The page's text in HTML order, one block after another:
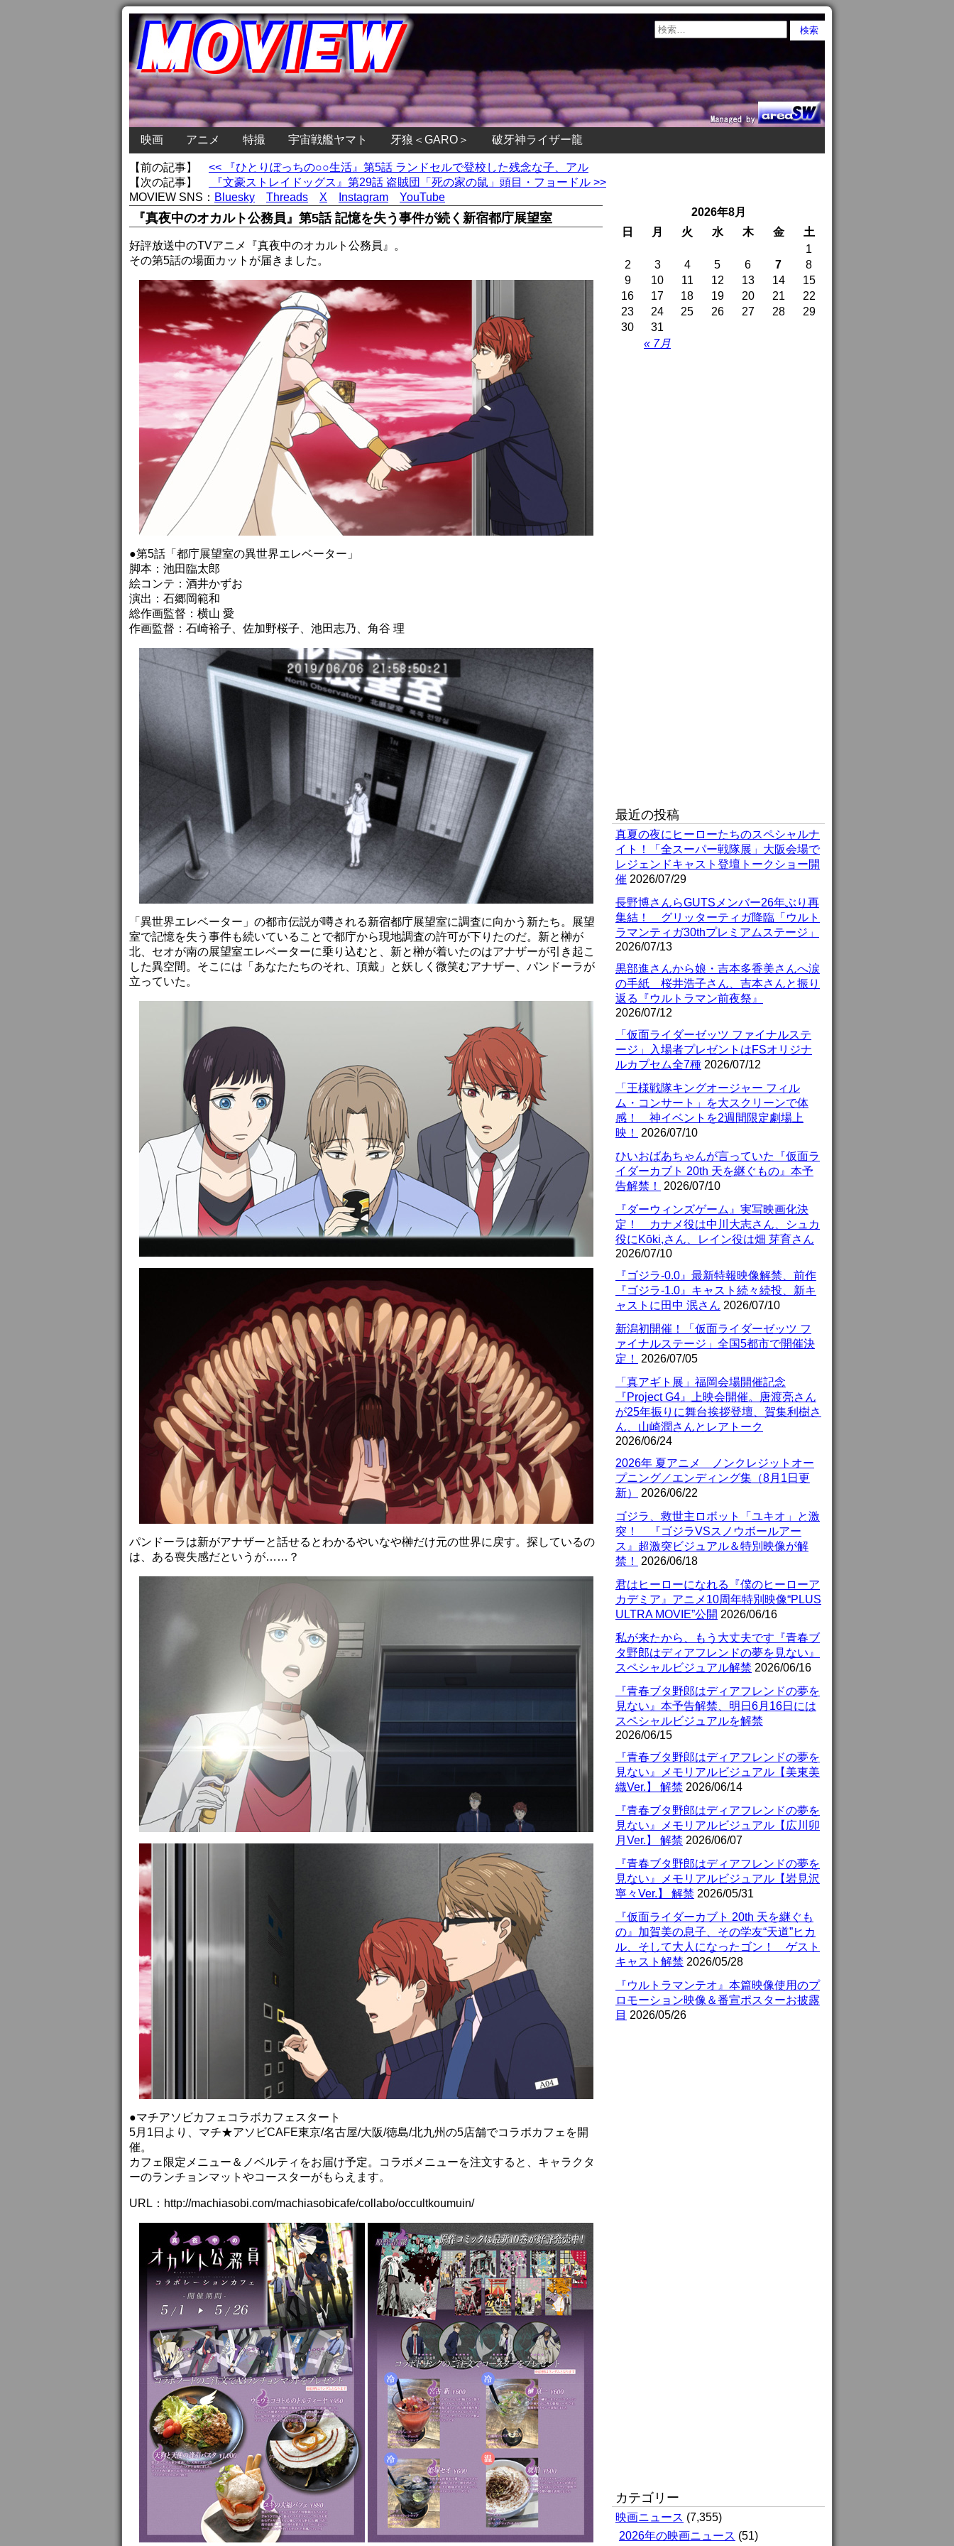
映画 アニメ 特撮 宇宙戦艦ヤマト 牙狼＜GARO＞ 破牙神ライザー龍
【前の記事】 << 『ひとりぼっちの○○生活』第5話 ランドセルで登校した残念な子、アル
【次の記事】
『文豪ストレイドッグス』第29話 盗賊団「死の家の鼠」頭目・フョードル >>
MOVIEW SNS： Bluesky Threads X Instagram YouTube
『真夜中のオカルト公務員』第5話 記憶を失う事件が続く新宿都庁展望室
好評放送中のTVアニメ『真夜中のオカルト公務員』。
その第5話の場面カットが届きました。
●第5話「都庁展望室の異世界エレベーター」
脚本：池田臨太郎
絵コンテ：酒井かずお
演出：石郷岡範和
総作画監督：横山 愛
作画監督：石崎裕子、佐加野桜子、池田志乃、角谷 理
「異世界エレベーター」の都市伝説が噂される新宿都庁展望室に調査に向かう新たち。展望
室で記憶を失う事件も続いていることで都庁から現地調査の許可が下りたのだ。新と榊が
北、セオが南の展望室エレベーターに乗り込むと、新と榊が着いたのはアナザーが引き起こ
した異空間。そこには「あなたたちのそれ、頂戴」と妖しく微笑むアナザー、パンドーラが
立っていた。
パンドーラは新がアナザーと話せるとわかるやいなや榊だけ元の世界に戻す。探しているの
は、ある喪失感だというが……？
●マチアソビカフェコラボカフェスタート
5月1日より、マチ★アソビCAFE東京/名古屋/大阪/徳島/北九州の5店舗でコラボカフェを開
催。
カフェ限定メニュー＆ノベルティをお届け予定。コラボメニューを注文すると、キャラクタ
ーのランチョンマットやコースターがもらえます。
URL：http://machiasobi.com/machiasobicafe/collabo/occultkoumuin/
2026年8月
日
月 火 水 木 金 土
« 7月
1
2
3 4 5 6 7
8
9
10 11 12 13 14
15
16
17 18 19 20 21
22
23
24 25 26 27 28
29
30
31
最近の投稿
真夏の夜にヒーローたちのスペシャルナ
イト！「全スーパー戦隊展」大阪会場で
レジェンドキャスト登壇トークショー開
催 2026/07/29
長野博さんらGUTSメンバー26年ぶり再
集結！ グリッターティガ降臨「ウルト
ラマンティガ30thプレミアムステージ」
2026/07/13
黒部進さんから娘・吉本多香美さんへ涙
の手紙 桜井浩子さん、吉本さんと振り
返る『ウルトラマン前夜祭』
2026/07/12
「仮面ライダーゼッツ ファイナルステ
ージ」入場者プレゼントはFSオリジナ
ルカプセム全7種 2026/07/12
「王様戦隊キングオージャー フィル
ム・コンサート」を大スクリーンで体
感！ 神イベントを2週間限定劇場上
映！
2026/07/10
ひいおばあちゃんが言っていた『仮面ラ
イダーカブト 20th 天を継ぐもの』本予
告解禁！
2026/07/10
『ダーウィンズゲーム』実写映画化決
定！ カナメ役は中川大志さん、シュカ
役にKōki,さん、レイン役は畑 芽育さん
2026/07/10
『ゴジラ-0.0』最新特報映像解禁、前作
『ゴジラ-1.0』キャスト続々続投、新キ
ャストに田中 泯さん 2026/07/10
新潟初開催！「仮面ライダーゼッツ フ
ァイナルステージ」全国5都市で開催決
定！
2026/07/05
「真アギト展」福岡会場開催記念
『Project G4』上映会開催。唐渡亮さん
が25年振りに舞台挨拶登壇、賀集利樹さ
ん、山崎潤さんとレアトーク
2026/06/24
2026年 夏アニメ ノンクレジットオー
プニング／エンディング集（8月1日更
新）
2026/06/22
ゴジラ、救世主ロボット「ユキオ」と激
突！ 『ゴジラVSスノウボールアー
ス』超激突ビジュアル＆特別映像が解
禁！
2026/06/18
君はヒーローになれる『僕のヒーローア
カデミア』アニメ10周年特別映像“PLUS
ULTRA MOVIE”公開 2026/06/16
私が来たから、もう大丈夫です『青春ブ
タ野郎はディアフレンドの夢を見ない』
スペシャルビジュアル解禁 2026/06/16
『青春ブタ野郎はディアフレンドの夢を
見ない』本予告解禁、明日6月16日には
スペシャルビジュアルを解禁
2026/06/15
『青春ブタ野郎はディアフレンドの夢を
見ない』メモリアルビジュアル【美東美
織Ver.】 解禁 2026/06/14
『青春ブタ野郎はディアフレンドの夢を
見ない』メモリアルビジュアル【広川卯
月Ver.】 解禁 2026/06/07
『青春ブタ野郎はディアフレンドの夢を
見ない』メモリアルビジュアル【岩見沢
寧々Ver.】 解禁 2026/05/31
『仮面ライダーカブト 20th 天を継ぐも
の』加賀美の息子、その学友“天道”ヒカ
ル、そして大人になったゴン！ ゲスト
キャスト解禁 2026/05/28
『ウルトラマンテオ』本篇映像使用のプ
ロモーション映像＆番宣ポスターお披露
目 2026/05/26
カテゴリー
映画ニュース (7,355)
2026年の映画ニュース (51)